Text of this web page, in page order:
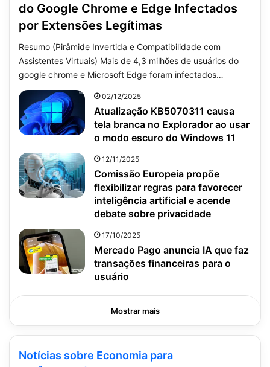
do Google Chrome e Edge Infectados
por Extensões Legítimas
Resumo (Pirâmide Invertida e Compatibilidade com
Assistentes Virtuais) Mais de 4,3 milhões de usuários do
google chrome e Microsoft Edge foram infectados…
02/12/2025
Atualização KB5070311 causa
tela branca no Explorador ao usar
o modo escuro do Windows 11
12/11/2025
Comissão Europeia propõe
flexibilizar regras para favorecer
inteligência artificial e acende
debate sobre privacidade
17/10/2025
Mercado Pago anuncia IA que faz
transações financeiras para o
usuário
Mostrar mais
Notícias sobre Economia para